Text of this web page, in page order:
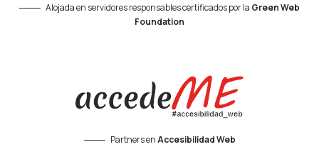
Alojada en servidores responsables certificados por la Green Web
Foundation
Partners enAccesibilidad Web